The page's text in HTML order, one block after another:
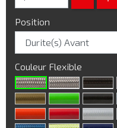
Position
Couleur Flexible